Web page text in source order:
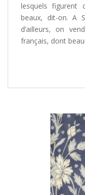
lesquels figurent
beaux, dit-on. A
d’ailleurs, on
français, dont